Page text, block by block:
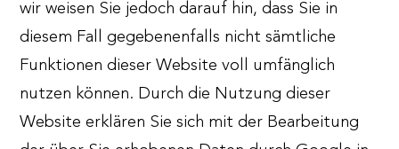
wir weisen Sie jedoch darauf hin, dass Sie in
diesem Fall gegebenenfalls nicht sämtliche
Funktionen dieser Website voll umfänglich
nutzen können. Durch die Nutzung dieser
Website erklären Sie sich mit der Bearbeitung